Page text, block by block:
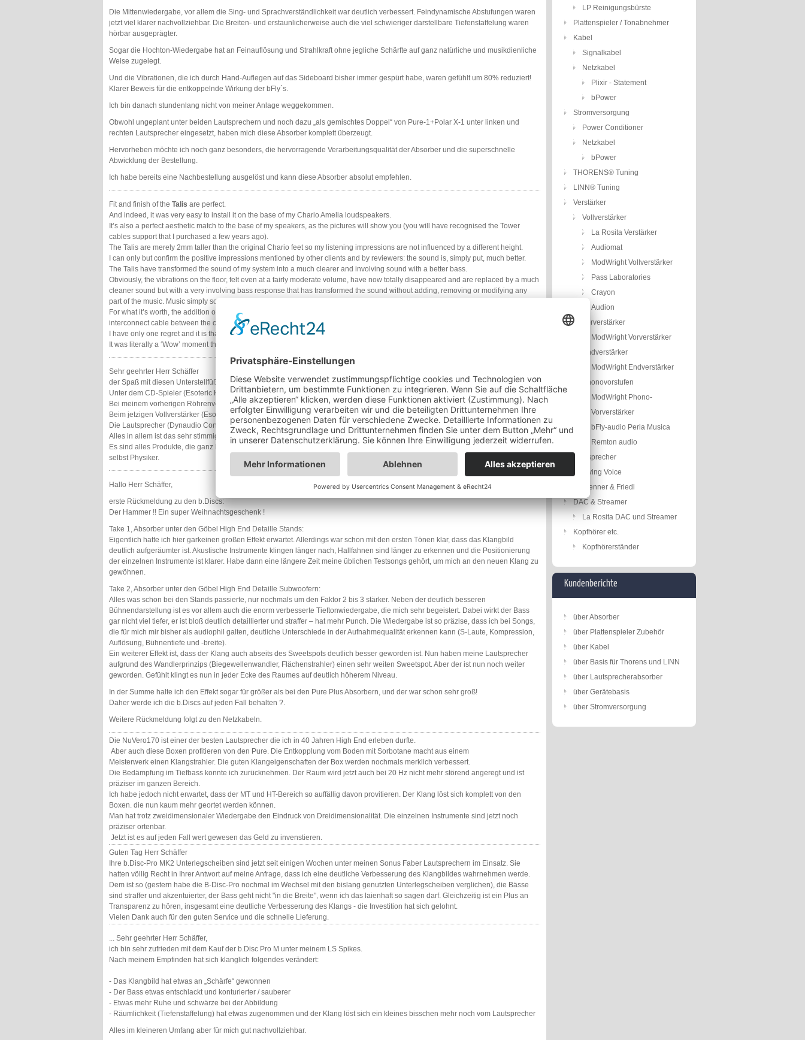
Die Mittenwiedergabe, vor allem die Sing- und Sprachverständlichkeit war deutlich verbessert. Feindynamische Abstufungen waren
jetzt viel klarer nachvollziehbar. Die Breiten- und erstaunlicherweise auch die viel schwieriger darstellbare Tiefenstaffelung waren
hörbar ausgeprägter.
Sogar die Hochton-Wiedergabe hat an Feinauflösung und Strahlkraft ohne jegliche Schärfte auf ganz natürliche und musikdienliche
Weise zugelegt.
Und die Vibrationen, die ich durch Hand-Auflegen auf das Sideboard bisher immer gespürt habe, waren gefühlt um 80% reduziert!
Klarer Beweis für die entkoppelnde Wirkung der bFly´s.
Ich bin danach stundenlang nicht von meiner Anlage weggekommen.
Obwohl ungeplant unter beiden Lautsprechern und noch dazu „als gemischtes Doppel“ von Pure-1+Polar X-1 unter linken und
rechten Lautsprecher eingesetzt, haben mich diese Absorber komplett überzeugt.
Hervorheben möchte ich noch ganz besonders, die hervorragende Verarbeitungsqualität der Absorber und die superschnelle
Abwicklung der Bestellung.
Ich habe bereits eine Nachbestellung ausgelöst und kann diese Absorber absolut empfehlen.
Fit and finish of the Talis are perfect.
And indeed, it was very easy to install it on the base of my Chario Amelia loudspeakers.
It’s also a perfect aesthetic match to the base of my speakers, as the pictures will show you (you will have recognised the Tower
cables support that I purchased a few years ago).
The Talis are merely 2mm taller than the original Chario feet so my listening impressions are not influenced by a different height.
I can only but confirm the positive impressions mentioned by other clients and by reviewers: the sound is, simply put, much better.
The Talis have transformed the sound of my system into a much clearer and involving sound with a better bass.
Obviously, the vibrations on the floor, felt even at a fairly moderate volume, have now totally disappeared and are replaced by a much
cleaner sound but with a very involving bass response that has transformed the sound without adding, removing or modifying any
part of the music. Music simply sounds more detailed and involving.
For what it’s worth, the addition of the Talis M Pro to my system is much more beneficial than the recent addition of an expensive
interconnect cable between the cd player and the integrated amplifier (both from Accuphase).
I have only one regret and it is that I should have purchased the Talis much earlier.
It was literally a ‘Wow’ moment that was unexpected and audible from the moment a cd was played.
Sehr geehrter Herr Schäffer
der Spaß mit diesen Unterstellfüßen
PUREist schon garantiert.
Unter dem CD-Spieler (Esoteric K-07x) befinden sich schon 4 Unterstellfüße dieser Art.
Bei meinem vorherigen Röhrenverstärker hatte ich die geeigneten Untersetzer (4Tubes).
Beim jetzigen Vollverstärker (Esoteric F-07) kommen die bestellten nun darunter zum Einsatz.
Die Lautsprecher (Dynaudio Contour 60i) stehen aufb.Disc(Glider) (ebenfalls bei Ihnen im Sommer 2022) bestellt.
Alles in allem ist das sehr stimmig und macht sehr viel Spaß beim Musik hören. Ich möchte diese Produkte nicht missen.
Es sind alles Produkte, die ganz klar auf physikalischen Prinzipien basieren und Ihr Geld auch entsprechend Wert sind - ich bin
selbst Physiker.
Hallo Herr Schäffer,
erste Rückmeldung zu den b.Discs:
Der Hammer !! Ein super Weihnachtsgeschenk !
Take 1, Absorber unter den Göbel High End Detaille Stands:
Eigentlich hatte ich hier garkeinen großen Effekt erwartet. Allerdings war schon mit den ersten Tönen klar, dass das Klangbild
deutlich aufgeräumter ist. Akustische Instrumente klingen länger nach, Hallfahnen sind länger zu erkennen und die Positionierung
der einzelnen Instrumente ist klarer. Habe dann eine längere Zeit meine üblichen Testsongs gehört, um mich an den neuen Klang zu
gewöhnen.
Take 2, Absorber unter den Göbel High End Detaille Subwoofern:
Alles was schon bei den Stands passierte, nur nochmals um den Faktor 2 bis 3 stärker. Neben der deutlich besseren
Bühnendarstellung ist es vor allem auch die enorm verbesserte Tieftonwiedergabe, die mich sehr begeistert. Dabei wirkt der Bass
gar nicht viel tiefer, er ist bloß deutlich detaillierter und straffer – hat mehr Punch. Die Wiedergabe ist so präzise, dass ich bei Songs,
die für mich mir bisher als audiophil galten, deutliche Unterschiede in der Aufnahmequalität erkennen kann (S-Laute, Kompression,
Auflösung, Bühnentiefe und -breite).
Ein weiterer Effekt ist, dass der Klang auch abseits des Sweetspots deutlich besser geworden ist. Nun haben meine Lautsprecher
aufgrund des Wandlerprinzips (Biegewellenwandler, Flächenstrahler) einen sehr weiten Sweetspot. Aber der ist nun noch weiter
geworden. Gefühlt klingt es nun in jeder Ecke des Raumes auf deutlich höherem Niveau.
In der Summe halte ich den Effekt sogar für größer als bei den Pure Plus Absorbern, und der war schon sehr groß!
Daher werde ich die b.Discs auf jeden Fall behalten ?.
Weitere Rückmeldung folgt zu den Netzkabeln.
Die NuVero170 ist einer der besten Lautsprecher die ich in 40 Jahren High End erleben durfte.
Aber auch diese Boxen profitieren von den Pure. Die Entkopplung vom Boden mit Sorbotane macht aus einem
Meisterwerk einen Klangstrahler. Die guten Klangeigenschaften der Box werden nochmals merklich verbessert.
Die Bedämpfung im Tiefbass konnte ich zurücknehmen. Der Raum wird jetzt auch bei 20 Hz nicht mehr störend angeregt und ist
präziser im ganzen Bereich.
Ich habe jedoch nicht erwartet, dass der MT und HT-Bereich so auffällig davon provitieren. Der Klang löst sich komplett von den
Boxen. die nun kaum mehr geortet werden können.
Man hat trotz zweidimensionaler Wiedergabe den Eindruck von Dreidimensionalität. Die einzelnen Instrumente sind jetzt noch
präziser ortenbar.
Jetzt ist es auf jeden Fall wert gewesen das Geld zu invenstieren.
Guten Tag Herr Schäffer
Ihre b.Disc-Pro MK2 Unterlegscheiben sind jetzt seit einigen Wochen unter meinen Sonus Faber Lautsprechern im Einsatz. Sie
hatten völlig Recht in Ihrer Antwort auf meine Anfrage, dass ich eine deutliche Verbesserung des Klangbildes wahrnehmen werde.
Dem ist so (gestern habe die B-Disc-Pro nochmal im Wechsel mit den bislang genutzten Unterlegscheiben verglichen), die Bässe
sind straffer und akzentuierter, der Bass geht nicht "in die Breite", wenn ich das laienhaft so sagen darf. Gleichzeitig ist ein Plus an
Transparenz zu hören, insgesamt eine deutliche Verbesserung des Klangs - die Investition hat sich gelohnt.
Vielen Dank auch für den guten Service und die schnelle Lieferung.
... Sehr geehrter Herr Schäffer,
ich bin sehr zufrieden mit dem Kauf der b.Disc Pro M unter meinem LS Spikes.
Nach meinem Empfinden hat sich klanglich folgendes verändert:
- Das Klangbild hat etwas an „Schärfe“ gewonnen
- Der Bass etwas entschlackt und konturierter / sauberer
- Etwas mehr Ruhe und schwärze bei der Abbildung
- Räumlichkeit (Tiefenstaffelung) hat etwas zugenommen und der Klang löst sich ein kleines bisschen mehr noch vom Lautsprecher
Alles im kleineren Umfang aber für mich gut nachvollziehbar.
LP Reinigungsbürste
Plattenspieler / Tonabnehmer
Kabel
Signalkabel
Netzkabel
Plixir - Statement
bPower
Stromversorgung
Power Conditioner
Netzkabel
bPower
THORENS® Tuning
LINN® Tuning
Verstärker
Vollverstärker
La Rosita Verstärker
Audiomat
ModWright Vollverstärker
Pass Laboratories
Crayon
Audion
Vorverstärker
ModWright Vorverstärker
Endverstärker
ModWright Endverstärker
Phonovorstufen
ModWright Phono-
Vorverstärker
bFly-audio Perla Musica
Remton audio
Lautsprecher
Living Voice
Trenner & Friedl
DAC & Streamer
La Rosita DAC und Streamer
Kopfhörer etc.
Kopfhörerständer
Kundenberichte
über Absorber
über Plattenspieler Zubehör
über Kabel
über Basis für Thorens und LINN
über Lautsprecherabsorber
über Gerätebasis
über Stromversorgung